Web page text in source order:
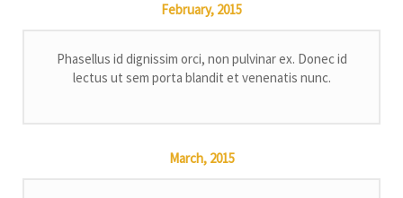
February, 2015
Phasellus id dignissim orci, non pulvinar ex. Donec id
lectus ut sem porta blandit et venenatis nunc.
March, 2015